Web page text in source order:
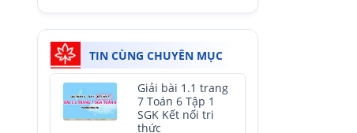
TIN CÙNG CHUYÊN MỤC
Giải bài 1.1 trang
7 Toán 6 Tập 1
SGK Kết nối tri
thức